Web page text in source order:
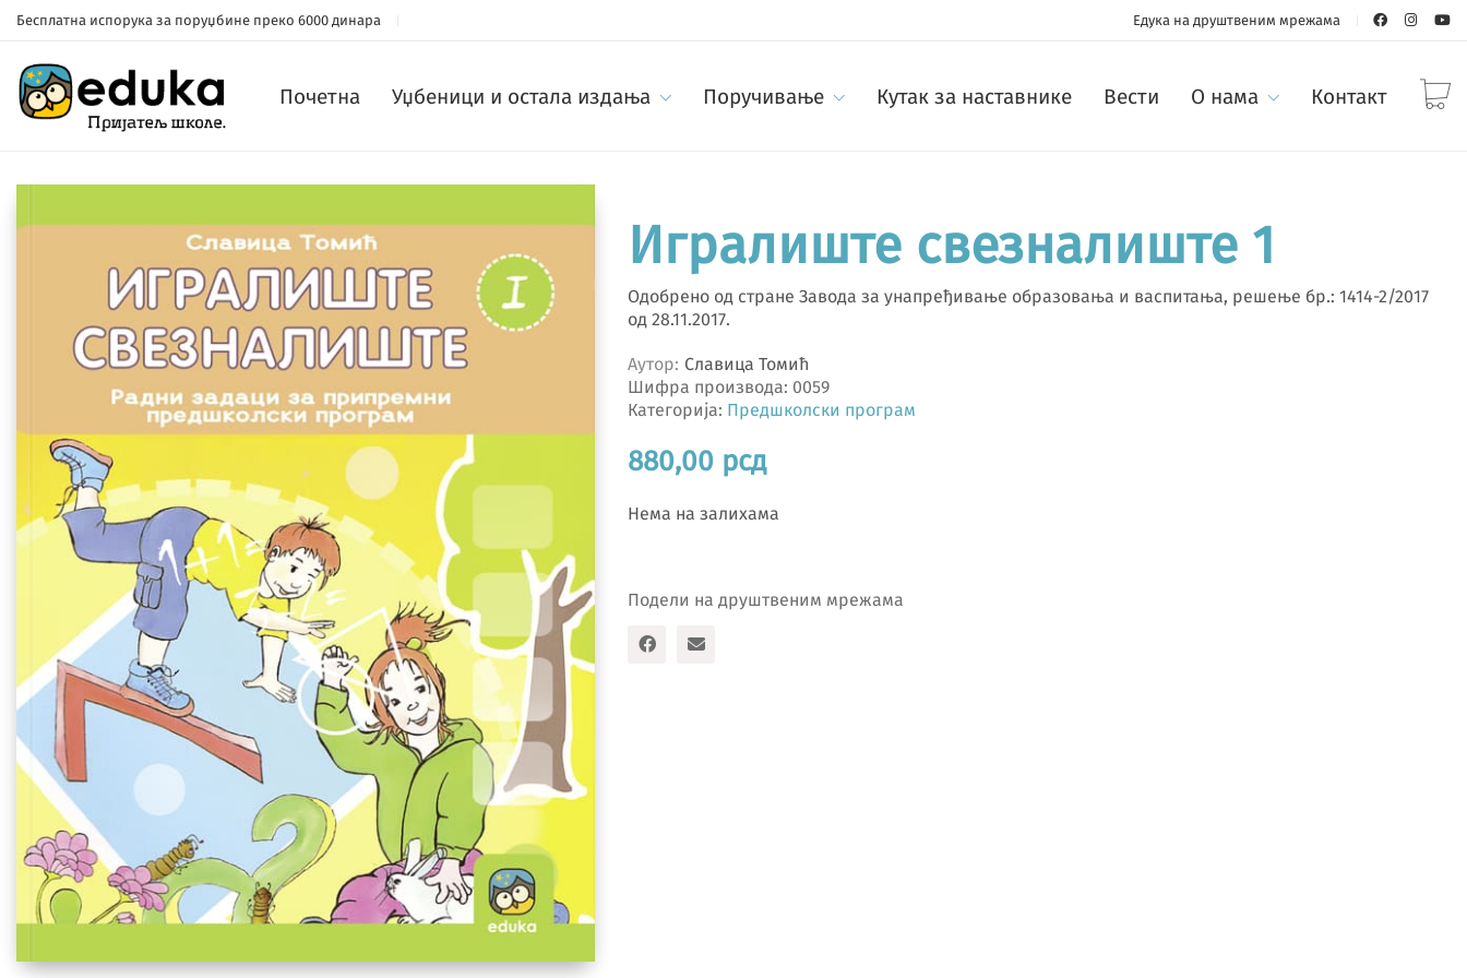
Бесплатна испорука за поруџбине преко 6000 динара Едука на друштвеним мрежама
Почетна Уџбеници и остала издања Поручивање Кутак за наставнике Вести О нама Контакт
Игралиште свезналиште 1
Одобрено од стране Завода за унапређивање образовања и васпитања, решење бр.: 1414-2/2017
од 28.11.2017.
Аутор Славица Томић
Шифра производа: 0059
Категорија: Предшколски програм
880,00 рсд
Нема на залихама
Подели на друштвеним мрежама